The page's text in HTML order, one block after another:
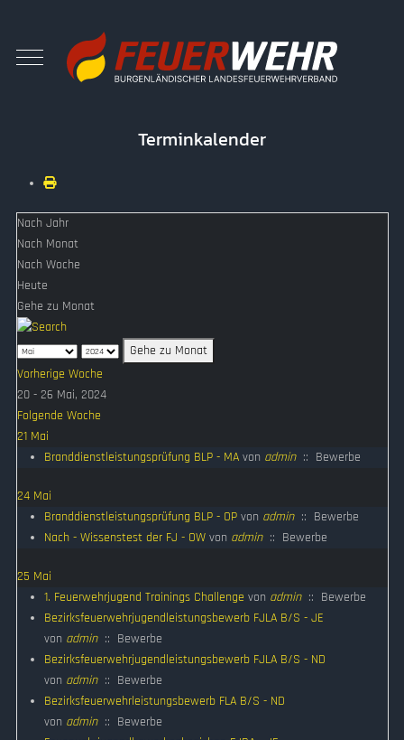
Terminkalender
Nach Jahr
Nach Monat
Nach Woche
Heute
Gehe zu Monat
Gehe zu Monat
Vorherige Woche
20 - 26 Mai, 2024
Folgende Woche
21 Mai
Branddienstleistungsprüfung BLP - MA von admin:: Bewerbe
24 Mai
Branddienstleistungsprüfung BLP - OP von admin:: Bewerbe
Nach - Wissenstest der FJ - OW von admin:: Bewerbe
25 Mai
1. Feuerwehrjugend Trainings Challenge von admin:: Bewerbe
Bezirksfeuerwehrjugendleistungsbewerb FJLA B/S - JE
von admin:: Bewerbe
Bezirksfeuerwehrjugendleistungsbewerb FJLA B/S - ND
von admin:: Bewerbe
Bezirksfeuerwehrleistungsbewerb FLA B/S - ND
von admin:: Bewerbe